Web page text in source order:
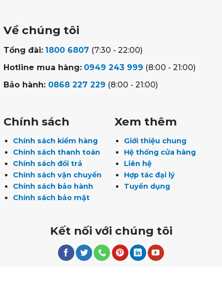
Về chúng tôi
Tổng đài: 1800 6807 (7:30 - 22:00)
Hotline mua hàng: 0949 243 999 (8:00 - 21:00)
Bảo hành: 0868 227 229 (8:00 - 21:00)
Chính sách
Chính sách kiểm hàng
Chính sách thanh toán
Chính sách đổi trả
Chính sách vận chuyển
Chính sách bảo hành
Chính sách bảo mật
Xem thêm
Giới thiệu chung
Hệ thống cửa hàng
Liên hệ
Hợp tác đại lý
Tuyển dụng
Kết nối với chúng tôi